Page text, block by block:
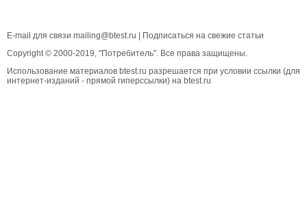
E-mail для связи mailing@btest.ru | Подписаться на свежие статьи
Copyright © 2000-2019, "Потребитель". Все права защищены.
Использование материалов btest.ru разрешается при условии ссылки (для
интернет-изданий - прямой гиперссылки) на btest.ru